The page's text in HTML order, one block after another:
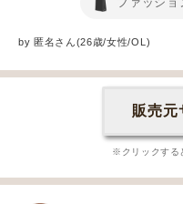
by匿名さん(26歳/女性/OL )
販売元
※クリックする